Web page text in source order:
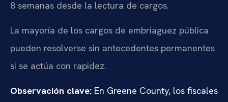
8 semanas desde la lectura de cargos.
La mayoría de los cargos de embriaguez pública
pueden resolverse sin antecedentes permanentes
si se actúa con rapidez.
Observación clave: En Greene County, los fiscales